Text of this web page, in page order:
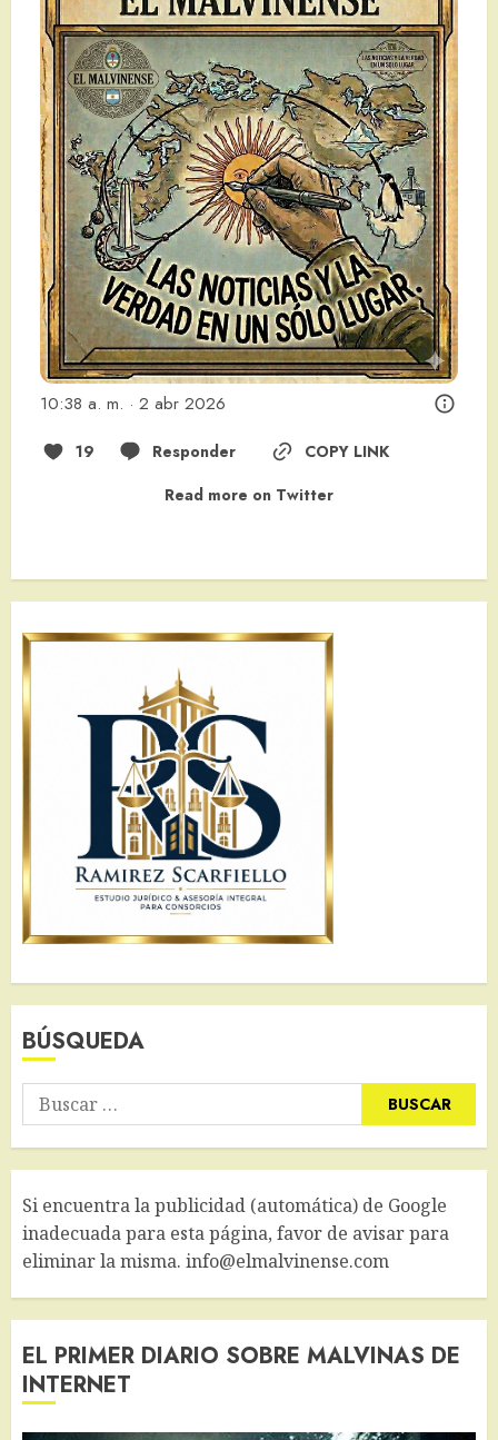
10:38 a. m. · 2 abr 2026
19 Responder
COPY LINK
Read more on Twitter
BÚSQUEDA
Buscar:
Si encuentra la publicidad (automática) de Google
inadecuada para esta página, favor de avisar para
eliminar la misma. info@elmalvinense.com
EL PRIMER DIARIO SOBRE MALVINAS DE
INTERNET